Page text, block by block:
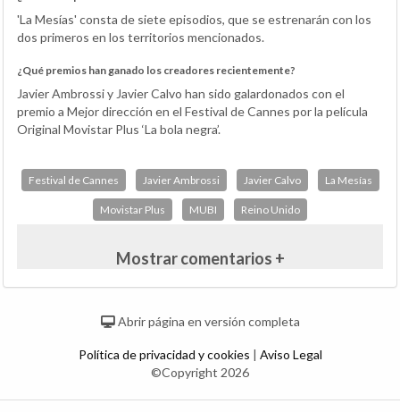
'La Mesías' consta de siete episodios, que se estrenarán con los
dos primeros en los territorios mencionados.
¿Qué premios han ganado los creadores recientemente?
Javier Ambrossi y Javier Calvo han sido galardonados con el
premio a Mejor dirección en el Festival de Cannes por la película
Original Movistar Plus ‘La bola negra’.
Festival de Cannes Javier Ambrossi Javier Calvo La Mesías
Movistar Plus MUBI Reino Unido
Mostrar comentarios +
Abrir página en versión completa
Política de privacidad y cookies | Aviso Legal
©Copyright 2026